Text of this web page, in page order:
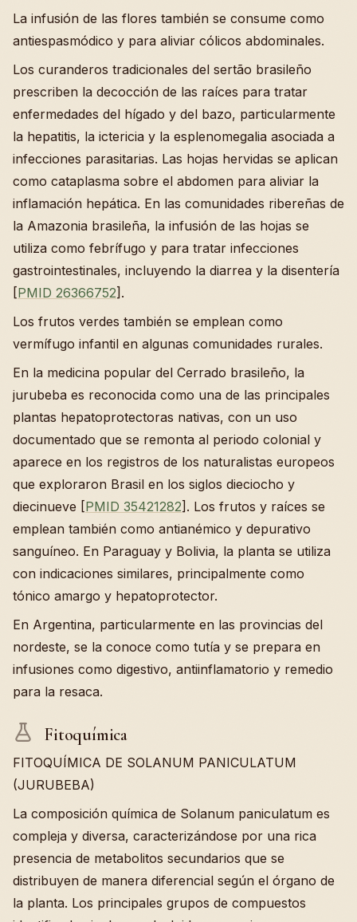
La infusión de las flores también se consume como
antiespasmódico y para aliviar cólicos abdominales.
Los curanderos tradicionales del sertão brasileño
prescriben la decocción de las raíces para tratar
enfermedades del hígado y del bazo, particularmente
la hepatitis, la ictericia y la esplenomegalia asociada a
infecciones parasitarias. Las hojas hervidas se aplican
como cataplasma sobre el abdomen para aliviar la
inflamación hepática. En las comunidades ribereñas de
la Amazonia brasileña, la infusión de las hojas se
utiliza como febrífugo y para tratar infecciones
gastrointestinales, incluyendo la diarrea y la disentería
[PMID 26366752].
Los frutos verdes también se emplean como
vermífugo infantil en algunas comunidades rurales.
En la medicina popular del Cerrado brasileño, la
jurubeba es reconocida como una de las principales
plantas hepatoprotectoras nativas, con un uso
documentado que se remonta al periodo colonial y
aparece en los registros de los naturalistas europeos
que exploraron Brasil en los siglos dieciocho y
diecinueve [PMID 35421282]. Los frutos y raíces se
emplean también como antianémico y depurativo
sanguíneo. En Paraguay y Bolivia, la planta se utiliza
con indicaciones similares, principalmente como
tónico amargo y hepatoprotector.
En Argentina, particularmente en las provincias del
nordeste, se la conoce como tutía y se prepara en
infusiones como digestivo, antiinflamatorio y remedio
para la resaca.
Fitoquímica
FITOQUÍMICA DE SOLANUM PANICULATUM
(JURUBEBA)
La composición química de Solanum paniculatum es
compleja y diversa, caracterizándose por una rica
presencia de metabolitos secundarios que se
distribuyen de manera diferencial según el órgano de
la planta. Los principales grupos de compuestos